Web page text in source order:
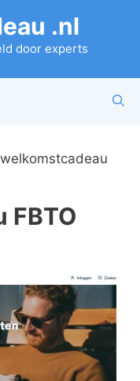
.nl
door experts
FBTO